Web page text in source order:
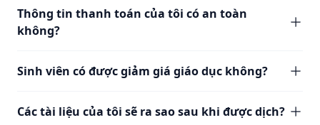
Thông tin thanh toán của tôi có an toàn
không?
Sinh viên có được giảm giá giáo dục không?
Các tài liệu của tôi sẽ ra sao sau khi được dịch?